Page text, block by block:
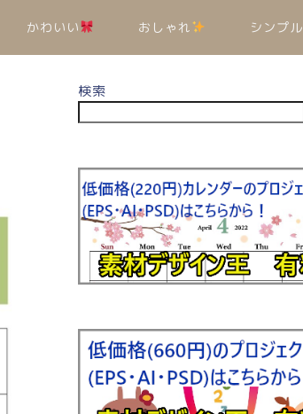
かわいい おしゃれ シンプル
検索